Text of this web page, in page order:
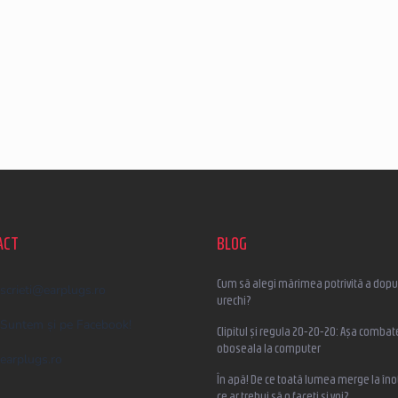
scrieti @ earplugs.ro
Suntem și pe Facebook!
earplugs.ro
BLOG
Cum să alegi mărimea potrivită a
urechi?
Clipitul și regula 20-20-20: Așa
oboseala la computer
În apă! De ce toată lumea merge la